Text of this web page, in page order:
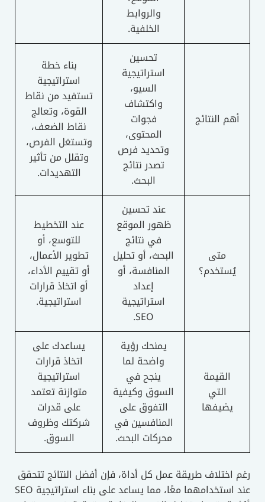
والروابط
الخلفية.
أهم النتائج
تحسين
استراتيجية
السيو،
واكتشاف
فجوات
المحتوى،
وتحديد فرص
تصدر نتائج
البحث.
بناء خطة
استراتيجية
تستفيد من نقاط
القوة، وتعالج
نقاط الضعف،
وتستغل الفرص،
وتقلل من تأثير
التهديدات.
متى
يُستخدم؟
عند تحسين
ظهور الموقع
في نتائج
البحث، أو تحليل
المنافسة، أو
إعداد
استراتيجية
SEO.
عند التخطيط
للتوسع، أو
تطوير الأعمال،
أو تقييم الأداء،
أو اتخاذ قرارات
استراتيجية.
القيمة
التي
يضيفها
يمنحك رؤية
واضحة لما
ينجح في
السوق وكيفية
التفوق على
المنافسين في
محركات البحث.
يساعدك على
اتخاذ قرارات
استراتيجية
متوازنة تعتمد
على قدرات
شركتك وظروف
السوق.
رغم اختلاف طريقة عمل كل أداة، فإن أفضل النتائج تتحقق
عند استخدامهما معًا، مما يساعد على بناء استراتيجية SEO